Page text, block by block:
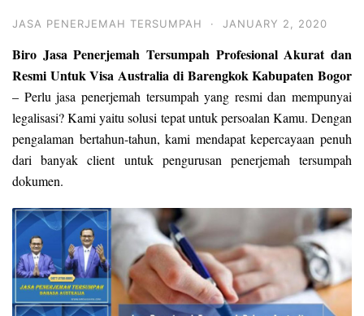
JASA PENERJEMAH TERSUMPAH · JANUARY 2, 2020
Biro Jasa Penerjemah Tersumpah Profesional Akurat dan
Resmi Untuk Visa Australia di Barengkok Kabupaten Bogor
– Perlu jasa penerjemah tersumpah yang resmi dan mempunyai
legalisasi? Kami yaitu solusi tepat untuk persoalan Kamu. Dengan
pengalaman bertahun-tahun, kami mendapat kepercayaan penuh
dari banyak client untuk pengurusan penerjemah tersumpah
dokumen.